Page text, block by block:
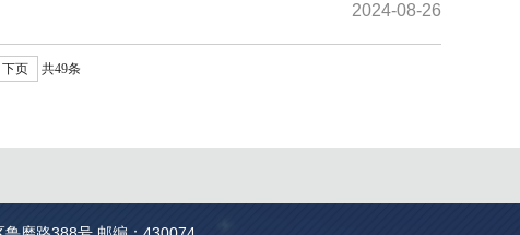
2024-08-26
下页 共49条